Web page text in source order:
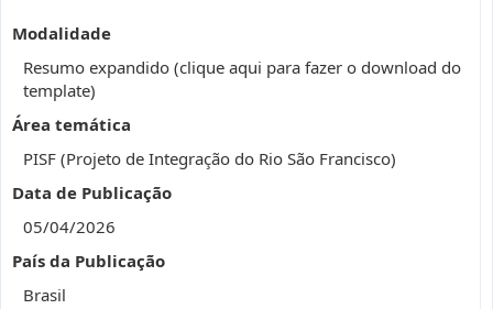
Modalidade
Resumo expandido (clique aqui para fazer o download do
template)
Área temática
PISF (Projeto de Integração do Rio São Francisco)
Data de Publicação
05/04/2026
País da Publicação
Brasil